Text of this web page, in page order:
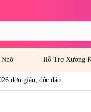
Hỗ Trợ Xương
đơn giản, độc đáo